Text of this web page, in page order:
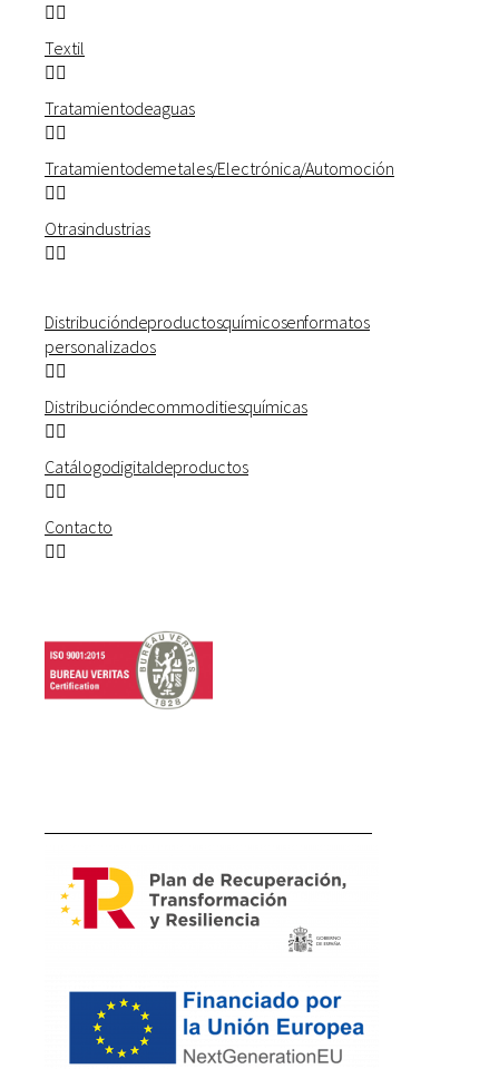
Textil
Tratamiento de aguas
Tratamiento de metales / Electrónica / Automoción
Otras industrias
Distribución de productos químicos en formatos
personalizados
Distribución de commodities químicas
Catálogo digital de productos
Contacto